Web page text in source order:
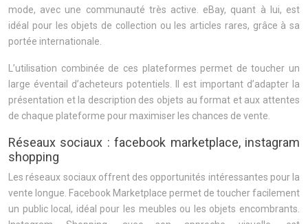
mode, avec une communauté très active. eBay, quant à lui, est
idéal pour les objets de collection ou les articles rares, grâce à sa
portée internationale.
L’utilisation combinée de ces plateformes permet de toucher un
large éventail d’acheteurs potentiels. Il est important d’adapter la
présentation et la description des objets au format et aux attentes
de chaque plateforme pour maximiser les chances de vente.
Réseaux sociaux : facebook marketplace, instagram
shopping
Les réseaux sociaux offrent des opportunités intéressantes pour la
vente longue. Facebook Marketplace permet de toucher facilement
un public local, idéal pour les meubles ou les objets encombrants.